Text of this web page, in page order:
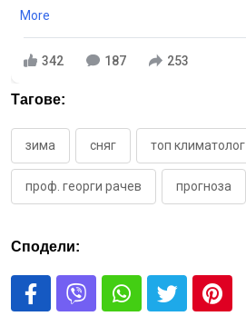
More
342 187 253
Тагове:
зима сняг топ климатолог
проф. георги рачев прогноза
Сподели: